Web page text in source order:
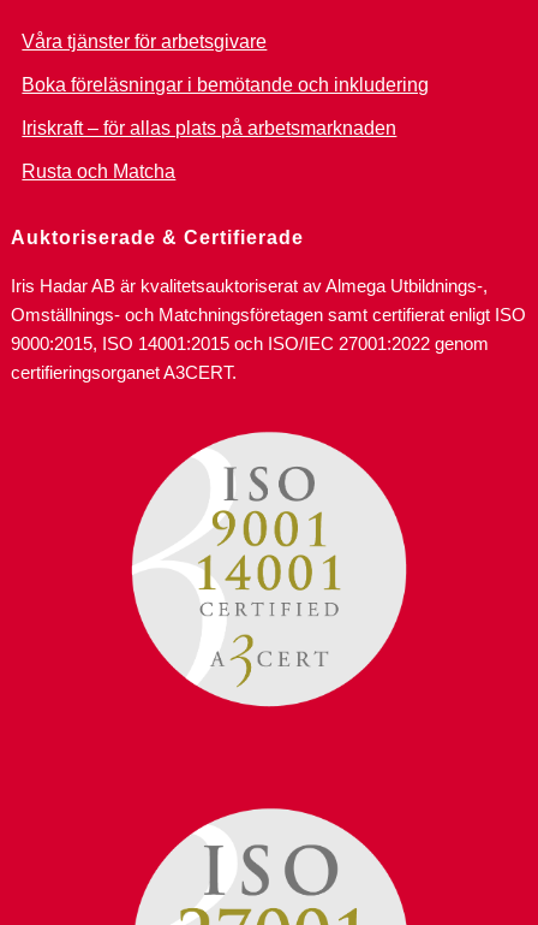
Våra tjänster för arbetsgivare
Boka föreläsningar i bemötande och inkludering
Iriskraft – för allas plats på arbetsmarknaden
Rusta och Matcha
Auktoriserade & Certifierade
Iris Hadar AB är kvalitetsauktoriserat av Almega Utbildnings-,
Omställnings- och Matchningsföretagen samt certifierat enligt ISO
9000:2015, ISO 14001:2015 och ISO/IEC 27001:2022 genom
certifieringsorganet A3CERT.